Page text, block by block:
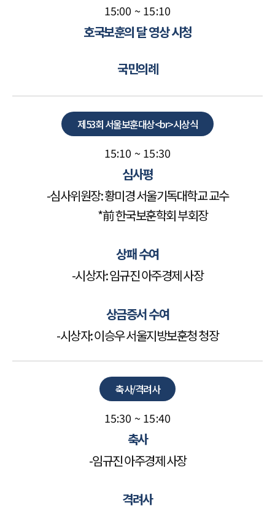
15:00 ~ 15:10
호국보훈의 달 영상 시청
국민의례
제53회 서울보훈대상<br>시상식
15:10 ~ 15:30
심사평
-심사위원장: 황미경 서울기독대학교 교수
*前 한국보훈학회 부회장
상패 수여
-시상자: 임규진 아주경제 사장
상금증서 수여
-시상자: 이승우 서울지방보훈청 청장
축사/격려사
15:30 ~ 15:40
축사
-임규진 아주경제 사장
격려사